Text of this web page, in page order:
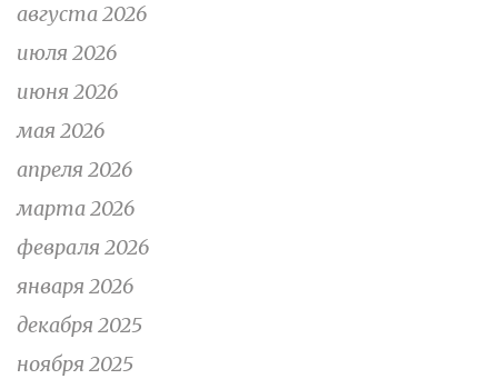
августа 2026
июля 2026
июня 2026
мая 2026
апреля 2026
марта 2026
февраля 2026
января 2026
декабря 2025
ноября 2025